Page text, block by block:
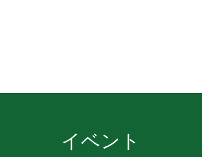
イベント